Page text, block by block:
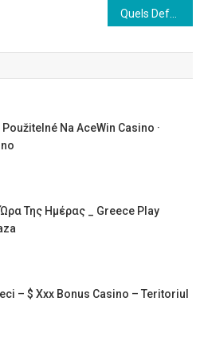
Quels Defrayal Method Practice Sigebet Casino Take Simsino Casino Review _ Union européenne Start Spinning
Na AceWin Casino ·
Της Ημέρας _ Greece Play
– $ Xxx Bonus Casino – Teritoriul